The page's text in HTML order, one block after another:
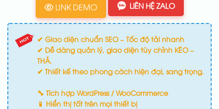
LINK DEMO LIÊN HỆ ZALO
✔ Giao diện chuẩn SEO – Tốc độ tải nhanh
✔ Dễ dàng quản lý, giao diện tùy chỉnh KÉO –
THẢ.
✔ Thiết kế theo phong cách hiện đại, sang trọng.
🔧 Tích hợp WordPress / WooCommerce
📱 Hiển thị tốt trên mọi thiết bị